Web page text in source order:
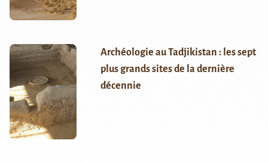
Archéologie au Tadjikistan : les sept
plus grands sites de la dernière
décennie